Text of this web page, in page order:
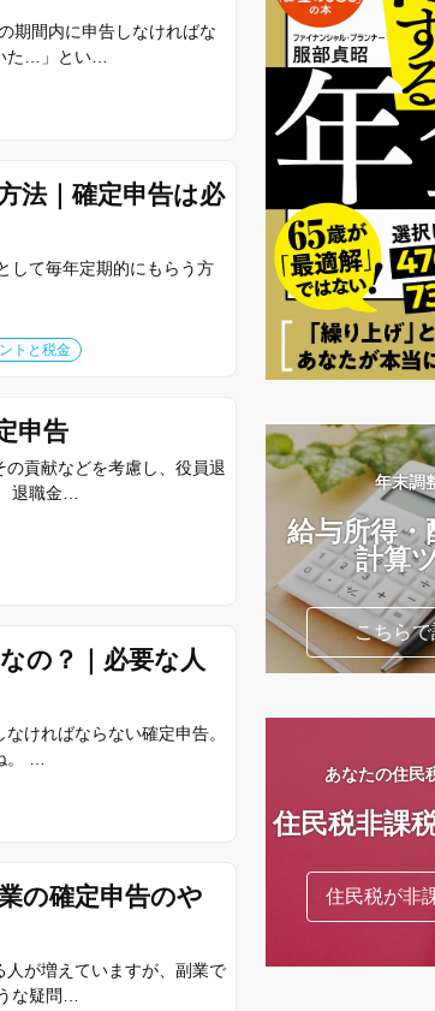
期間内に申告しなければな
た…」とい…
法｜確定申告は必
して毎年定期的にもらう方
トと税金
申告
貢献などを考慮し、役員退
退職金…
の？｜必要な人
ければならない確定申告。
。 …
の確定申告のや
が増えていますが、副業で
な疑問…
年末調
給与所得・
計算
こちらで
あなたの住民
住民税非課
住民税が非